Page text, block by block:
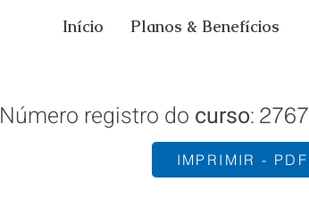
Início Planos & Benefícios
Número registro do curso: 2767
IMPRIMIR - PDF